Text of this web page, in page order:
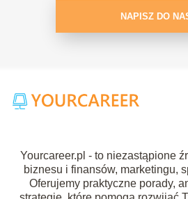
NAPISZ DO
Yourcareer.pl - to niezastąpione
biznesu i finansów, marketingu,
Oferujemy praktyczne porady,